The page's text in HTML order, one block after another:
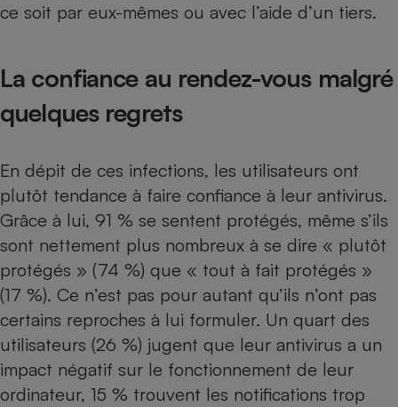
ce soit par eux-mêmes ou avec l’aide d’un tiers.
La confiance au rendez-vous malgré
quelques regrets
En dépit de ces infections, les utilisateurs ont
plutôt tendance à faire confiance à leur antivirus.
Grâce à lui, 91 % se sentent protégés, même s’ils
sont nettement plus nombreux à se dire « plutôt
protégés » (74 %) que « tout à fait protégés »
(17 %). Ce n’est pas pour autant qu’ils n’ont pas
certains reproches à lui formuler. Un quart des
utilisateurs (26 %) jugent que leur antivirus a un
impact négatif sur le fonctionnement de leur
ordinateur, 15 % trouvent les notifications trop